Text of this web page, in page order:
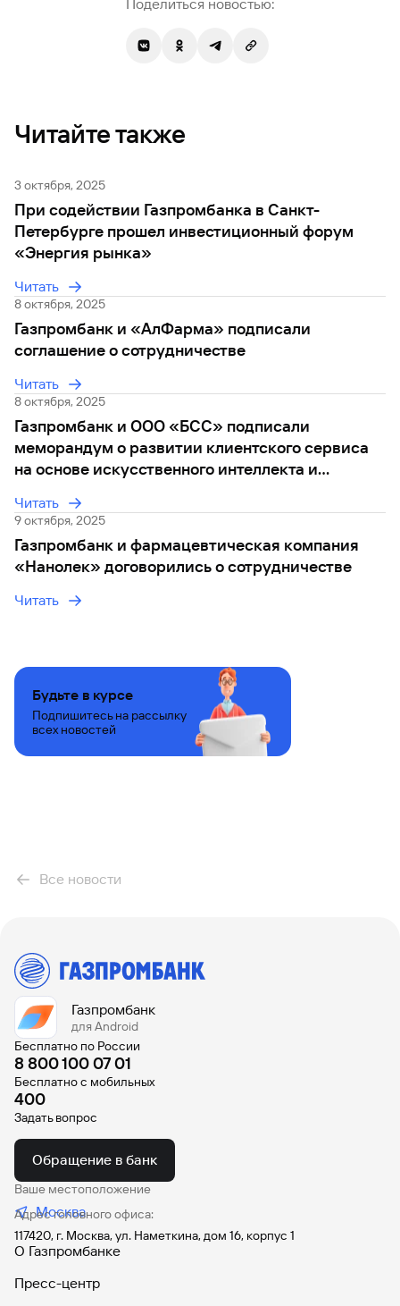
Все новости
Поделиться новостью:
Читайте также
3 октября, 2025
При содействии Газпромбанка в Санкт-
Петербурге прошел инвестиционный форум
«Энергия рынка»
Читать
8 октября, 2025
Газпромбанк и «АлФарма» подписали
соглашение о сотрудничестве
Читать
8 октября, 2025
Газпромбанк и ООО «БСС» подписали
меморандум о развитии клиентского сервиса
на основе искусственного интеллекта и
Читать
9 октября, 2025
Газпромбанк и фармацевтическая компания
«Нанолек» договорились о сотрудничестве
Читать
Будьте в курсе
Подпишитесь на рассылку
всех новостей
Газпромбанк
для Android
Бесплатно по России
8 800 100 07 01
Бесплатно с мобильных
400
Задать вопрос
Обращение в банк
Ваше местоположение
Москва
Адрес головного офиса:
117420, г. Москва, ул. Наметкина, дом 16, корпус 1
О Газпромбанке
Пресс-центр